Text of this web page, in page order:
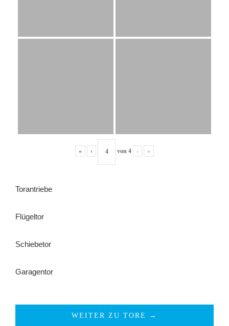
« ‹ von 4 › »
Torantriebe
Flügeltor
Schiebetor
Garagentor
WEITER ZU TORE →